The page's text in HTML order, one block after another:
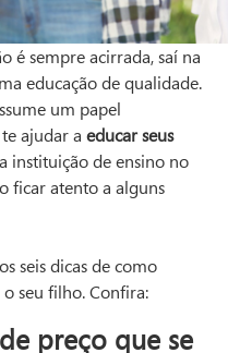
é sempre acirrada, saí na
educação de qualidade.
um papel
ajudar a educar seus
instituição de ensino no
ficar atento a alguns
seis dicas de como
seu filho. Confira:
preço que se